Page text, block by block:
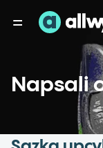
Napsali